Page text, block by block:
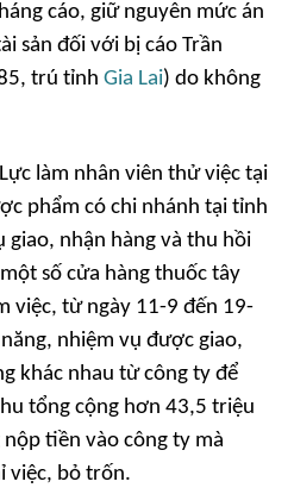
cáo, giữ nguyên mức án
sản đối với bị cáo Trần
trú tỉnh Gia Lai) do không
làm nhân viên thử việc tại
phẩm có chi nhánh tại tỉnh
giao, nhận hàng và thu hồi
số cửa hàng thuốc tây
việc, từ ngày 11-9 đến 19-
nhiệm vụ được giao,
khác nhau từ công ty để
tổng cộng hơn 43,5 triệu
tiền vào công ty mà
việc, bỏ trốn.